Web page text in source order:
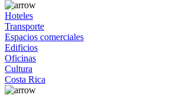
Hoteles
Transporte
Espacios comerciales
Edificios
Oficinas
Cultura
Costa Rica